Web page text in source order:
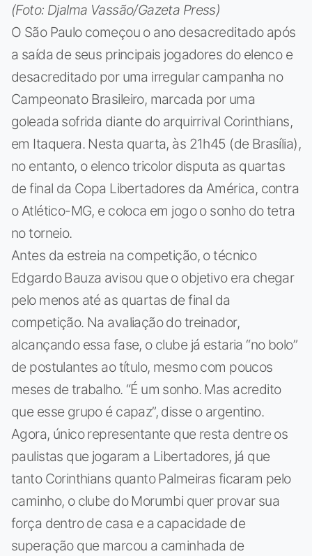
(Foto: Djalma Vassão/Gazeta Press)
O São Paulo começou o ano desacreditado após
a saída de seus principais jogadores do elenco e
desacreditado por uma irregular campanha no
Campeonato Brasileiro, marcada por uma
goleada sofrida diante do arquirrival Corinthians,
em Itaquera. Nesta quarta, às 21h45 (de Brasília),
no entanto, o elenco tricolor disputa as quartas
de final da Copa Libertadores da América, contra
o Atlético-MG, e coloca em jogo o sonho do tetra
no torneio.
Antes da estreia na competição, o técnico
Edgardo Bauza avisou que o objetivo era chegar
pelo menos até as quartas de final da
competição. Na avaliação do treinador,
alcançando essa fase, o clube já estaria “no bolo”
de postulantes ao título, mesmo com poucos
meses de trabalho. “É um sonho. Mas acredito
que esse grupo é capaz”, disse o argentino.
Agora, único representante que resta dentre os
paulistas que jogaram a Libertadores, já que
tanto Corinthians quanto Palmeiras ficaram pelo
caminho, o clube do Morumbi quer provar sua
força dentro de casa e a capacidade de
superação que marcou a caminhada de